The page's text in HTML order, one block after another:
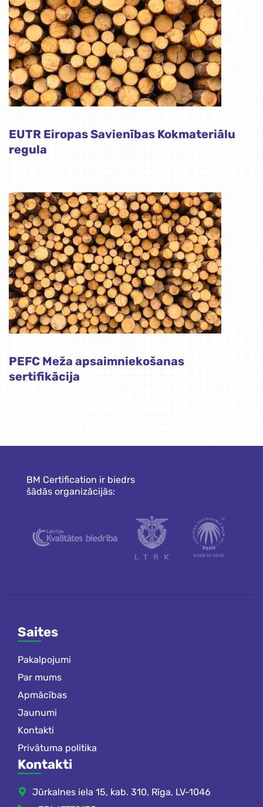
EUTR Eiropas Savienības Kokmateriālu
regula
PEFC Meža apsaimniekošanas
sertifikācija
BM Certification ir biedrs
šādās organizācijās:
Saites
Pakalpojumi
Par mums
Apmācības
Jaunumi
Kontakti
Privātuma politika
Kontakti
Jūrkalnes iela 15, kab. 310, Rīga, LV-1046